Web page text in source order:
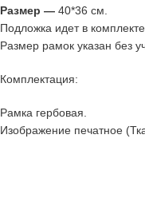
Размер — 40*36 см.
Подложка идет в
Размер рамок указан без
Комплектация:
Рамка гербовая.
Изображение печатное